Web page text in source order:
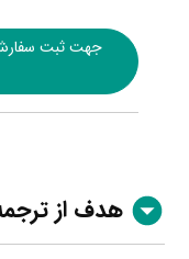
جهت ثبت
هدف از